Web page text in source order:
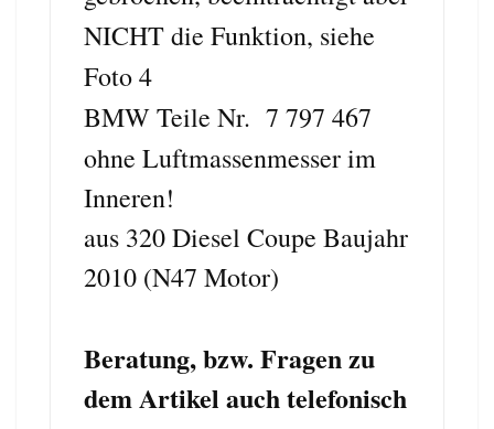
NICHT die Funktion, siehe
Foto 4
BMW Teile Nr. 7 797 467
ohne Luftmassenmesser im
Inneren!
aus 320 Diesel Coupe Baujahr
2010 (N47 Motor)
Beratung, bzw. Fragen zu
dem Artikel auch telefonisch